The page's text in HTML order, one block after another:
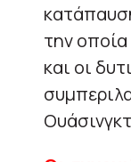
την
και οι